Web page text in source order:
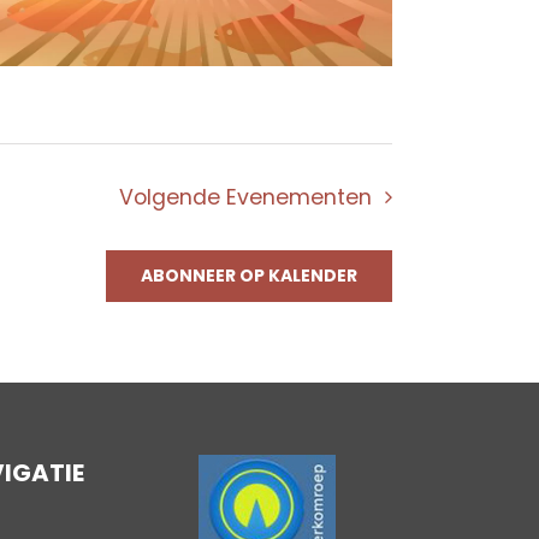
Volgende Evenementen
ABONNEER OP KALENDER